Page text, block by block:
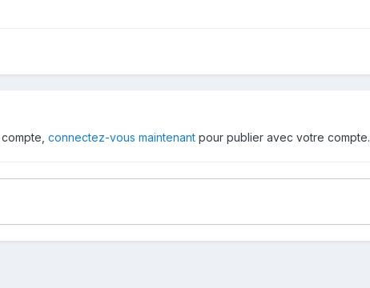
connectez-vous maintenant pour publier avec votre compte.